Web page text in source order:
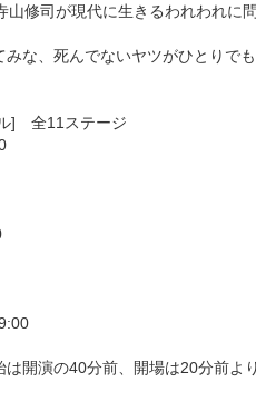
修司が現代に生きるわれわれに問
みな、死んでないヤツがひとりでも
] 全11ステージ
開演の40分前、開場は20分前より